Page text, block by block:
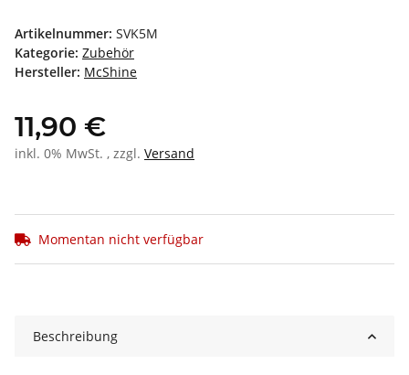
Artikelnummer: SVK5M
Kategorie: Zubehör
Hersteller: McShine
11,90 €
inkl. 0% MwSt. , zzgl. Versand
Momentan nicht verfügbar
Beschreibung